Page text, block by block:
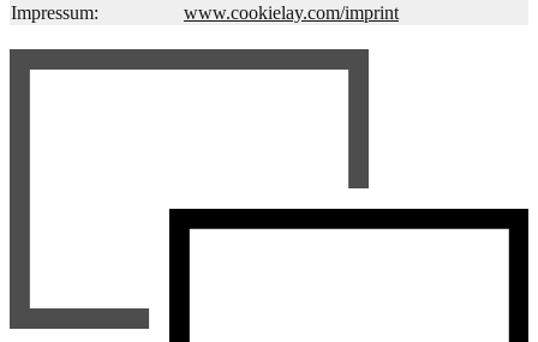
Impressum:
www.cookielay.com/imprint